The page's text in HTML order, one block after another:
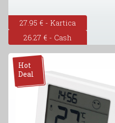
27.95 € - Kartica
26.27 € - Cash
Hot
Deal